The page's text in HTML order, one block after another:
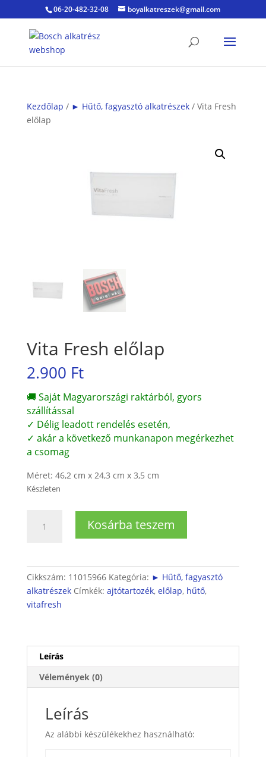
06-20-482-32-08 boyalkatreszek@gmail.com
Kezdőlap / ► Hűtő, fagyasztó alkatrészek/ Vita Fresh
előlap
Vita Fresh előlap
2.900 Ft
🚚 Saját Magyarországi raktárból, gyors
szállítással
✓ Délig leadott rendelés esetén,
✓ akár a következő munkanapon megérkezhet
a csomag
Méret: 46,2 cm x 24,3 cm x 3,5 cm
Készleten
Fresh
Kosárba teszem
Cikkszám: 11015966 Kategória: ► Hűtő, fagyasztó
alkatrészek Címkék: ajtótartozék, előlap, hűtő,
vitafresh
Leírás
Vélemények (0)
Leírás
Az alábbi készülékekhez használható: